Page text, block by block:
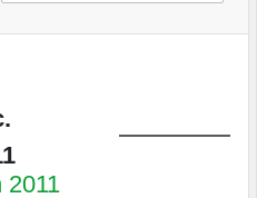
2011